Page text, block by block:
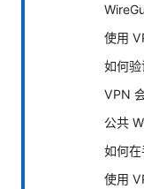
使用
如何验
VPN
公共
如何在
使用